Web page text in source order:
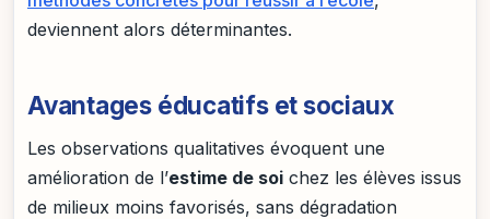
deviennent alors déterminantes.
Avantages éducatifs et sociaux
Les observations qualitatives évoquent une
amélioration de l’estime de soi chez les élèves issus
de milieux moins favorisés, sans dégradation